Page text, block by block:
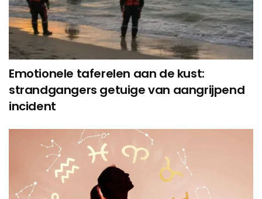
Emotionele taferelen aan de kust:
strandgangers getuige van aangrijpend
incident